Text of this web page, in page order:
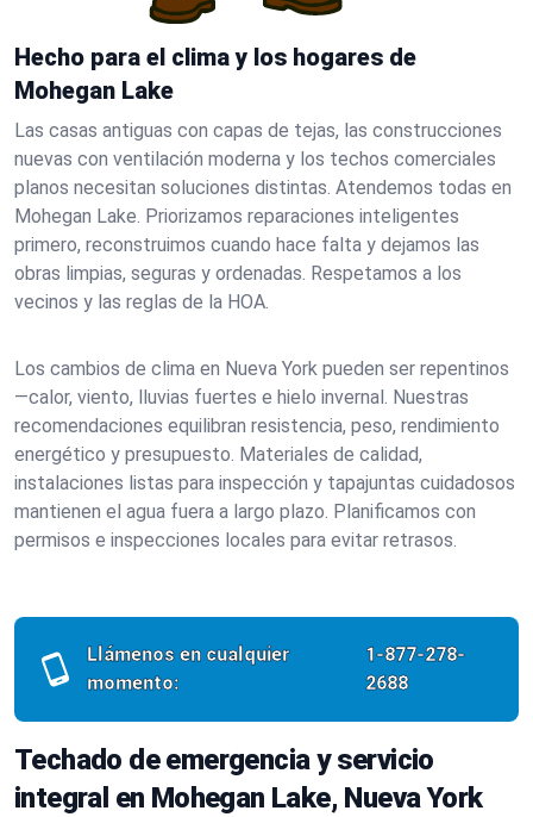
Hecho para el clima y los hogares de
Mohegan Lake
Las casas antiguas con capas de tejas, las construcciones
nuevas con ventilación moderna y los techos comerciales
planos necesitan soluciones distintas. Atendemos todas en
Mohegan Lake. Priorizamos reparaciones inteligentes
primero, reconstruimos cuando hace falta y dejamos las
obras limpias, seguras y ordenadas. Respetamos a los
vecinos y las reglas de la HOA.
Los cambios de clima en Nueva York pueden ser repentinos
—calor, viento, lluvias fuertes e hielo invernal. Nuestras
recomendaciones equilibran resistencia, peso, rendimiento
energético y presupuesto. Materiales de calidad,
instalaciones listas para inspección y tapajuntas cuidadosos
mantienen el agua fuera a largo plazo. Planificamos con
permisos e inspecciones locales para evitar retrasos.
Llámenos en cualquier
momento:
1-877-278-
2688
Techado de emergencia y servicio
integral en Mohegan Lake, Nueva York